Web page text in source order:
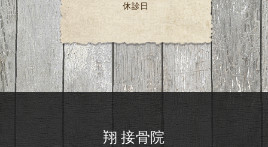
休診日
翔 接骨院